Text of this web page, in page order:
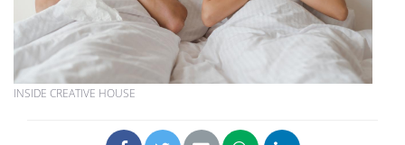
INSIDE CREATIVE HOUSE